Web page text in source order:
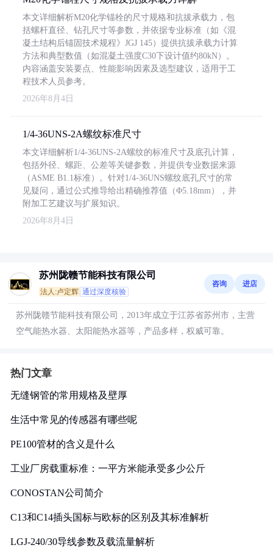
本文详细解析M20化学锚栓的尺寸规格和抗拔承载力，包
括螺杆直径、钻孔尺寸等参数，并依据专业标准（如《混
凝土结构后锚固技术规程》JGJ 145）提供抗拔承载力计算
方法和典型数值（如混凝土强度C30下设计值约80kN）。
内容涵盖安装要点、性能影响因素及选型建议，适用于工
程技术人员参考。
2026年8月4日
1/4-36UNS-2A螺纹标准尺寸
本文详细解析1/4-36UNS-2A螺纹的标准尺寸及底孔计算，
包括外径、螺距、公差等关键参数，并提供专业数据来源
（ASME B1.1标准）。针对1/4-36UNS螺纹底孔尺寸的常
见疑问，通过公式推导给出精确推荐值（Φ5.18mm），并
附加工艺建议与扩展知识。
2026年8月4日
苏州陇赣节能科技有限公司
法人:卢定辉 通过深度核验
咨询 进店
苏州陇赣节能科技有限公司，2013年成立于江苏省苏州市，主营
空气能热水器、太阳能热水器等，产品多样，权威可靠。
热门文章
无缝钢管的常用规格及壁厚
生活中常见的传感器有哪些呢
PE100管材的含义是什么
工业厂房载重标准：一平方米能承受多少公斤
CONOSTAN公司简介
C13和C14插头国标与欧标的区别及其标准解析
LGJ-240/30导线参数及载流量解析